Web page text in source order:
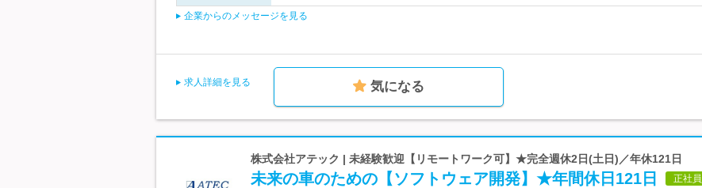
企業からのメッセージを見る
求人詳細を見る 気になる
株式会社アテック | 未経験歓迎【リモートワーク可】★完全週休2日(土日)／年休121日
未来の車のための【ソフトウェア開発】★年間休日121日 正社員